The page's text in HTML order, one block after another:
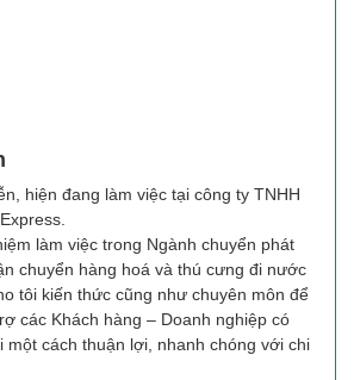
, hiện đang làm việc tại công ty TNHH
làm việc trong Ngành chuyển phát
chuyển hàng hoá và thú cưng đi nước
tôi kiến thức cũng như chuyên môn để
các Khách hàng – Doanh nghiệp có
một cách thuận lợi, nhanh chóng với chi